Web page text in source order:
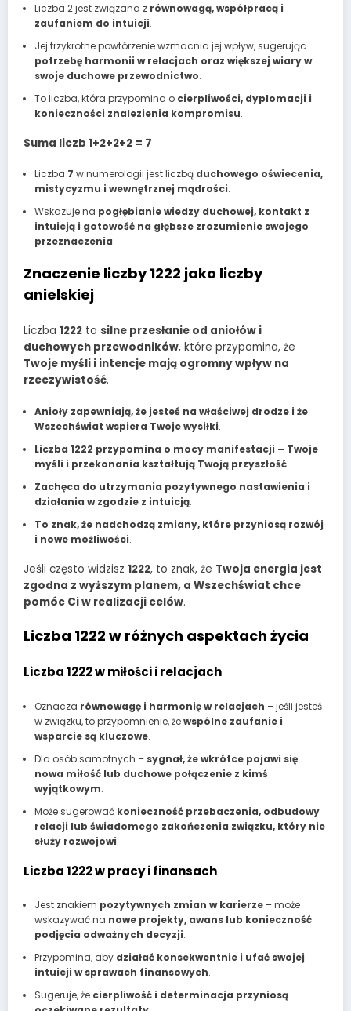
Liczba 2 jest związana z równowagą, współpracą i
zaufaniem do intuicji.
Jej trzykrotne powtórzenie wzmacnia jej wpływ, sugerując
potrzebę harmonii w relacjach oraz większej wiary w
swoje duchowe przewodnictwo.
To liczba, która przypomina o cierpliwości, dyplomacji i
konieczności znalezienia kompromisu.
Suma liczb 1+2+2+2 = 7
Liczba 7 w numerologii jest liczbą duchowego oświecenia,
mistycyzmu i wewnętrznej mądrości.
Wskazuje na pogłębianie wiedzy duchowej, kontakt z
intuicją i gotowość na głębsze zrozumienie swojego
przeznaczenia.
Znaczenie liczby 1222 jako liczby
anielskiej
Liczba 1222 to silne przesłanie od aniołów i
duchowych przewodników, które przypomina, że
Twoje myśli i intencje mają ogromny wpływ na
rzeczywistość.
Anioły zapewniają, że jesteś na właściwej drodze i że
Wszechświat wspiera Twoje wysiłki.
Liczba 1222 przypomina o mocy manifestacji – Twoje
myśli i przekonania kształtują Twoją przyszłość.
Zachęca do utrzymania pozytywnego nastawienia i
działania w zgodzie z intuicją.
To znak, że nadchodzą zmiany, które przyniosą rozwój
i nowe możliwości.
Jeśli często widzisz 1222, to znak, że Twoja energia jest
zgodna z wyższym planem, a Wszechświat chce
pomóc Ci w realizacji celów.
Liczba 1222 w różnych aspektach życia
Liczba 1222 w miłości i relacjach
Oznacza równowagę i harmonię w relacjach – jeśli jesteś
w związku, to przypomnienie, żewspólne zaufanie i
wsparcie są kluczowe.
Dla osób samotnych – sygnał, że wkrótce pojawi się
nowa miłość lub duchowe połączenie z kimś
wyjątkowym.
Może sugerować konieczność przebaczenia, odbudowy
relacji lub świadomego zakończenia związku, który nie
służy rozwojowi.
Liczba 1222 w pracy i finansach
Jest znakiem pozytywnych zmian w karierze– może
wskazywać na nowe projekty, awans lub konieczność
podjęcia odważnych decyzji.
Przypomina, aby działać konsekwentnie i ufać swojej
intuicji w sprawach finansowych.
Sugeruje, że cierpliwość i determinacja przyniosą